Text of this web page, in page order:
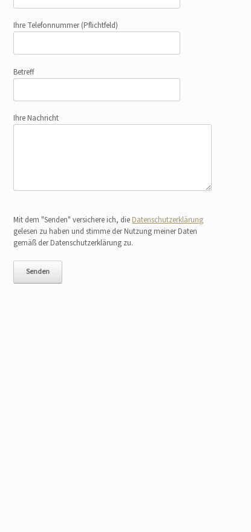
Ihre Telefonnummer(Pflichtfeld)
Betreff
Ihre Nachricht
Mit dem "Senden" versichere ich, die Datenschutzerklärung
gelesen zu haben und stimme der Nutzung meiner Daten
gemäß der Datenschutzerklärung zu.